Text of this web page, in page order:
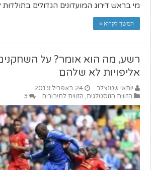
מי בראש דירוג המועדונים הגדולים
המשך לקרוא »
רשע, מה הוא אומר? על
אליפויות לא שלהם
יוחאי שטנצלר
24 באפריל 2019
הזווית הנוסטלגית, הזווית לחיבורים 3